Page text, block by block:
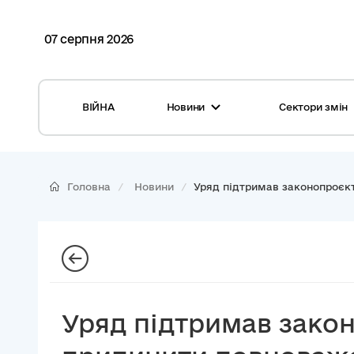
07 серпня 2026
ВІЙНА Новини
Глосарій
Репортажі з громад
Сектори змін
Медицина
Безпека
Головна Новини Уряд підтримав
Уряд підтримав